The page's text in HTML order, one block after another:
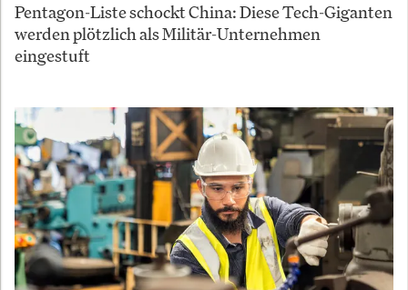
Pentagon-Liste schockt China: Diese Tech-Giganten
werden plötzlich als Militär-Unternehmen
eingestuft